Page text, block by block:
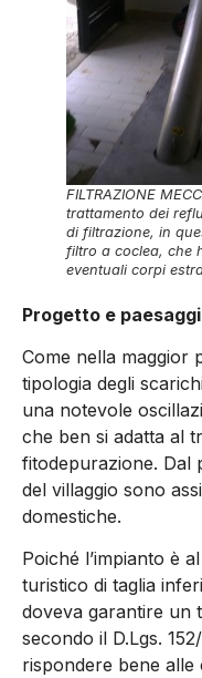
FILTRAZIONE
trattamento dei
di filtrazione, in
filtro a coclea, che
eventuali corpi
Progetto e
Come nella maggior
tipologia degli
una notevole
che ben si adatta al
fitodepurazione. Dal
del villaggio sono
domestiche.
Poiché l’impianto è
turistico di taglia
doveva garantire un
secondo il D.Lgs.
rispondere bene alle